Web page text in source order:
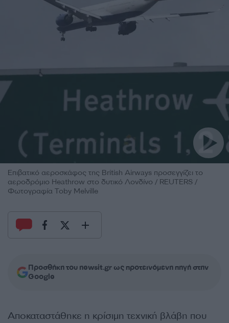
Επιβατικό αεροσκάφος της British Airways προσεγγίζει το
αεροδρόμιο Heathrow στο δυτικό Λονδίνο / REUTERS /
Φωτογραφία Toby Melville
Προσθήκη του newsit.gr ως προτεινόμενη πηγή στην
Google
Αποκαταστάθηκε η κρίσιμη τεχνική βλάβη που